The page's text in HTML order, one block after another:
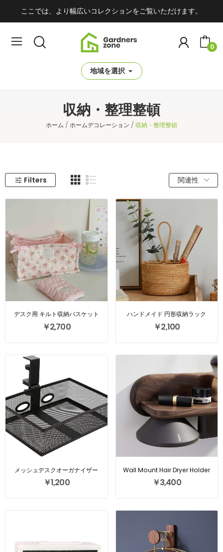
ここでは、より幅広いコレクションをご覧いただけます。
0
地域を選択
収納・整理整頓
ホーム ホームデコレーション 収納・整理整頓
Filters 関連性
デスク用 キルト収納バスケット
￥2,700
ハンドメイド 円形収納ラック
￥2,100
メッシュデスクオーガナイザー
￥1,200
Wall Mount Hair Dryer Holder
￥3,400